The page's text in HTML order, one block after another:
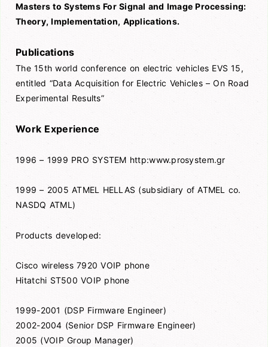
Masters to Systems For Signal and Image Processing:
Theory, Implementation, Applications.
Publications
The 15th world conference on electric vehicles EVS 15,
entitled “Data Acquisition for Electric Vehicles – On Road
Experimental Results”
Work Experience
1996 – 1999 PRO SYSTEM http:www.prosystem.gr
1999 – 2005 ATMEL HELLAS (subsidiary of ATMEL co.
NASDQ ATML)
Products developed:
Cisco wireless 7920 VOIP phone
Hitatchi ST500 VOIP phone
1999-2001 (DSP Firmware Engineer)
2002-2004 (Senior DSP Firmware Engineer)
2005 (VOIP Group Manager)